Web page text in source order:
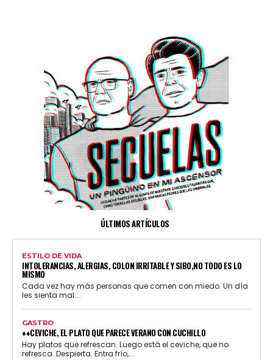
ÚLTIMOS ARTÍCULOS
ESTILO DE VIDA
INTOLERANCIAS, ALERGIAS, COLON IRRITABLE Y SIBO,NO TODO ES LO
MISMO
Cada vez hay más personas que comen con miedo. Un día
les sienta mal...
GASTRO
♦♦CEVICHE, EL PLATO QUE PARECE VERANO CON CUCHILLO
Hay platos que refrescan. Luego está el ceviche, que no
refresca. Despierta. Entra frío,...